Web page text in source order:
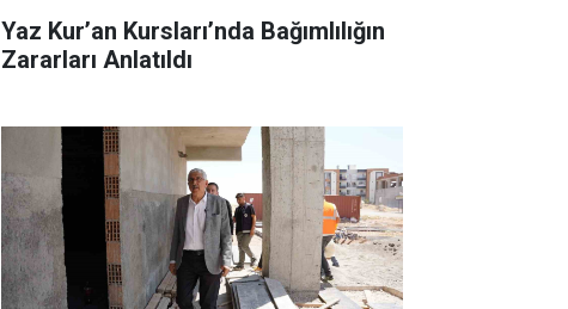
Yaz Kur’an Kursları’nda Bağımlılığın
Zararları Anlatıldı